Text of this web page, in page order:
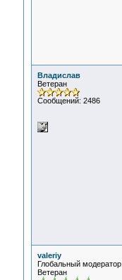
Владислав
Ветеран
Сообщений: 2486
valeriy
Глобальный модератор
Ветеран